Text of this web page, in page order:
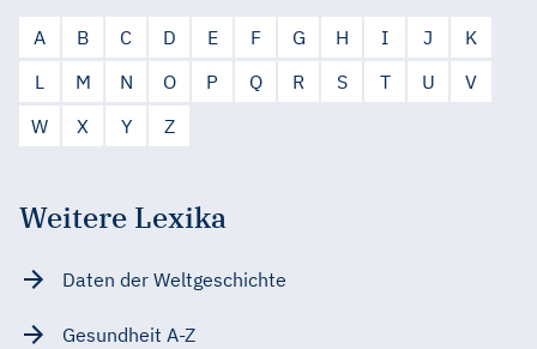
A B C D E F G H I J
K
L
M N O P Q R S T U
V
W
X Y Z
Weitere Lexika
Daten der Weltgeschichte
Gesundheit A-Z